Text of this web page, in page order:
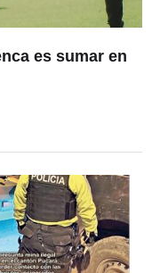
es sumar en